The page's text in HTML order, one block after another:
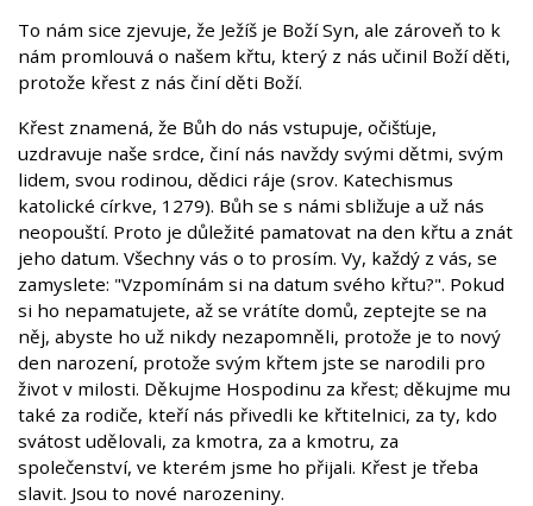
To nám sice zjevuje, že Ježíš je Boží Syn, ale zároveň to k
nám promlouvá o našem křtu, který z nás učinil Boží děti,
protože křest z nás činí děti Boží.
Křest znamená, že Bůh do nás vstupuje, očišťuje,
uzdravuje naše srdce, činí nás navždy svými dětmi, svým
lidem, svou rodinou, dědici ráje (srov. Katechismus
katolické církve, 1279). Bůh se s námi sbližuje a už nás
neopouští. Proto je důležité pamatovat na den křtu a znát
jeho datum. Všechny vás o to prosím. Vy, každý z vás, se
zamyslete: "Vzpomínám si na datum svého křtu?". Pokud
si ho nepamatujete, až se vrátíte domů, zeptejte se na
něj, abyste ho už nikdy nezapomněli, protože je to nový
den narození, protože svým křtem jste se narodili pro
život v milosti. Děkujme Hospodinu za křest; děkujme mu
také za rodiče, kteří nás přivedli ke křtitelnici, za ty, kdo
svátost udělovali, za kmotra, za a kmotru, za
společenství, ve kterém jsme ho přijali. Křest je třeba
slavit. Jsou to nové narozeniny.